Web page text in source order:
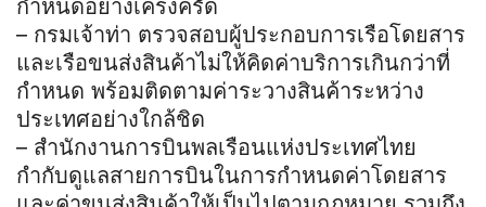
กำหนดอย่างเคร่งครัด
– กรมเจ้าท่า ตรวจสอบผู้ประกอบการเรือโดยสาร
และเรือขนส่งสินค้าไม่ให้คิดค่าบริการเกินกว่าที่
กำหนด พร้อมติดตามค่าระวางสินค้าระหว่าง
ประเทศอย่างใกล้ชิด
– สำนักงานการบินพลเรือนแห่งประเทศไทย
กำกับดูแลสายการบินในการกำหนดค่าโดยสาร